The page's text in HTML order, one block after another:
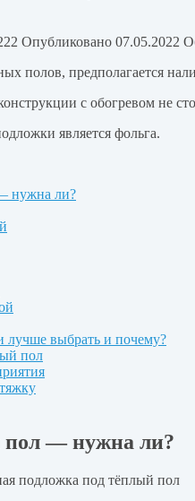
Опубликовано 07.05.2022
полов, предполагается
с обогревом не
является фольга.
нужна ли?
лучше выбрать и почему?
пол
пол — нужна ли?